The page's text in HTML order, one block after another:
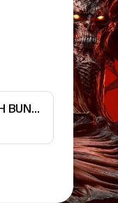
D4 + VOH + LOH BUNDLE